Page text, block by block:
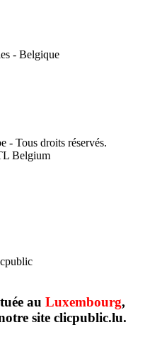
- Belgique
- Tous droits réservés.
au Luxembourg,
site clicpublic.lu.